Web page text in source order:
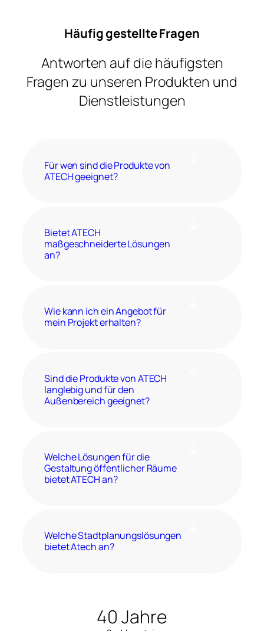
Häufig gestellte Fragen
Antworten auf die häufigsten
Fragen zu unseren Produkten und
Dienstleistungen
Für wen sind die Produkte von
ATECH geeignet?
Bietet ATECH
maßgeschneiderte Lösungen
an?
Wie kann ich ein Angebot für
mein Projekt erhalten?
Sind die Produkte von ATECH
langlebig und für den
Außenbereich geeignet?
Welche Lösungen für die
Gestaltung öffentlicher Räume
bietet ATECH an?
Welche Stadtplanungslösungen
bietet Atech an?
40 Jahre